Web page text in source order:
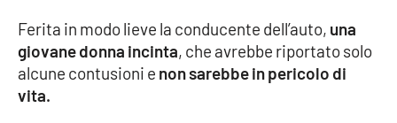
Economia e Lavoro
Politica
Ferita in modo lieve la conducente dell’auto, una
giovane donna incinta, che avrebbe riportato solo
alcune contusioni e non sarebbe in pericolo di
vita.